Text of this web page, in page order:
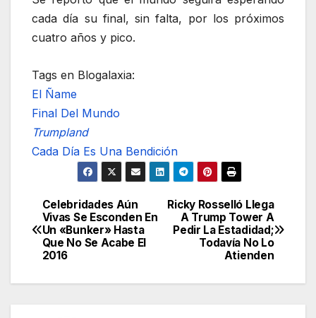
cada día su final, sin falta, por los próximos
cuatro años y pico.
Tags en Blogalaxia:
El Ñame
Final Del Mundo
Trumpland
Cada Día Es Una Bendición
Navegación
de
Ricky Rosselló Llega
A Trump Tower A
Pedir La Estadidad;
Todavía No Lo
Atienden
Celebridades Aún
Vivas Se Esconden En
Un «Bunker» Hasta
Que No Se Acabe El
2016